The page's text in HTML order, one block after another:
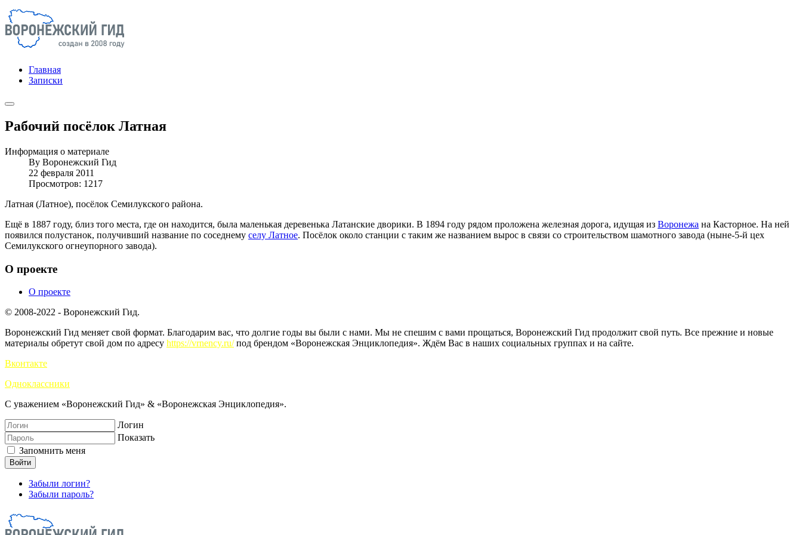
Главная
Записки
Рабочий посёлок Латная
Информация о материале
By Воронежский Гид
22 февраля 2011
Просмотров: 1217
Латная (Латное), посёлок Семилукского района.
Ещё в 1887 году, близ того места, где он находится, была маленькая деревенька Латанские дворики. В 1894 году рядом проложена железная дорога, идущая из Воронежа на Касторное. На ней
появился полустанок, получивший название по соседнему селу Латное. Посёлок около станции с таким же названием вырос в связи со строительством шамотного завода (ныне-5-й цех
Семилукского огнеупорного завода).
О проекте
О проекте
© 2008-2022 - Воронежский Гид.
Воронежский Гид меняет свой формат. Благодарим вас, что долгие годы вы были с нами. Мы не спешим с вами прощаться, Воронежский Гид продолжит свой путь. Все прежние и новые
материалы обретут свой дом по адресу https://vrnency.ru/под брендом «Воронежская Энциклопедия». Ждём Вас в наших социальных группах и на сайте.
Вконтакте
Одноклассники
С уважением «Воронежский Гид» & «Воронежская Энциклопедия».
Логин
Показать
Запомнить меня
Войти
Забыли логин?
Забыли пароль?